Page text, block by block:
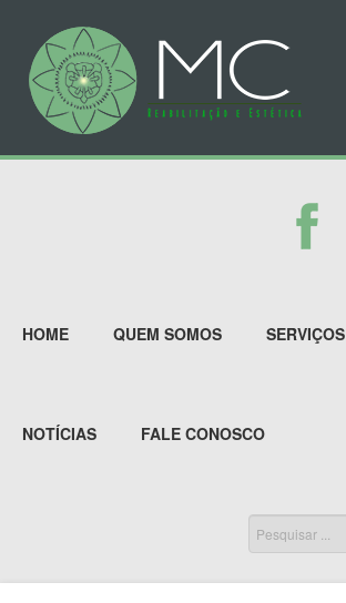
HOME QUEM SOMOS SERVIÇOS
NOTÍCIAS FALE CONOSCO